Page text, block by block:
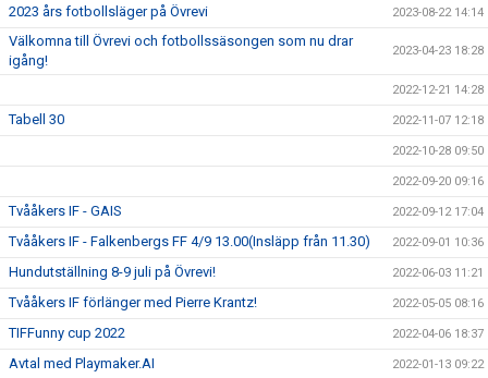
2023 års fotbollsläger på Övrevi 2023-08-22 14:14
Välkomna till Övrevi och fotbollssäsongen som nu drar
igång!
2023-04-23 18:28
2022-12-21 14:28
Tabell 30 2022-11-07 12:18
2022-10-28 09:50
2022-09-20 09:16
Tvååkers IF - GAIS 2022-09-12 17:04
Tvååkers IF - Falkenbergs FF 4/9 13.00(Insläpp från 11.30) 2022-09-01 10:36
Hundutställning 8-9 juli på Övrevi! 2022-06-03 11:21
Tvååkers IF förlänger med Pierre Krantz! 2022-05-05 08:16
TIFFunny cup 2022 2022-04-06 18:37
Avtal med Playmaker.AI 2022-01-13 09:22